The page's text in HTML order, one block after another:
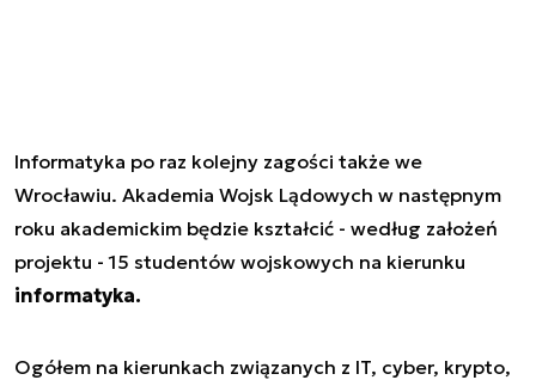
Informatyka po raz kolejny zagości także we
Wrocławiu. Akademia Wojsk Lądowych w następnym
roku akademickim będzie kształcić - według założeń
projektu - 15 studentów wojskowych na kierunku
informatyka.
Ogółem na kierunkach związanych z IT, cyber, krypto,